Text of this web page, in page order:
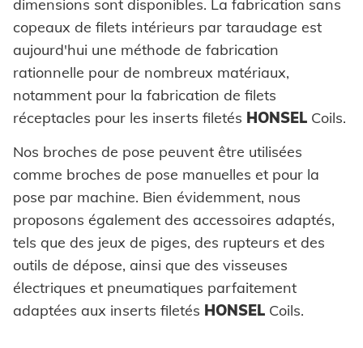
Construction d'usine
Construction de véhicules
Maritime
ingénierie mécanique
Énergie renouvelable
E-Mobility
HVAC
Newsletter
CAO Downloads
Certificats et documents
CARRIÈRE @ HONSEL
CONTACT
Chercher
Contact
Mentions légales
Protection des données
dimensions sont disponibles. La fabrication sans
copeaux de filets intérieurs par taraudage est
aujourd'hui une méthode de fabrication
rationnelle pour de nombreux matériaux,
notamment pour la fabrication de filets
réceptacles pour les inserts filetés HONSEL Coils.
Nos broches de pose peuvent être utilisées
comme broches de pose manuelles et pour la
pose par machine. Bien évidemment, nous
proposons également des accessoires adaptés,
tels que des jeux de piges, des rupteurs et des
outils de dépose, ainsi que des visseuses
électriques et pneumatiques parfaitement
adaptées aux inserts filetés HONSEL Coils.